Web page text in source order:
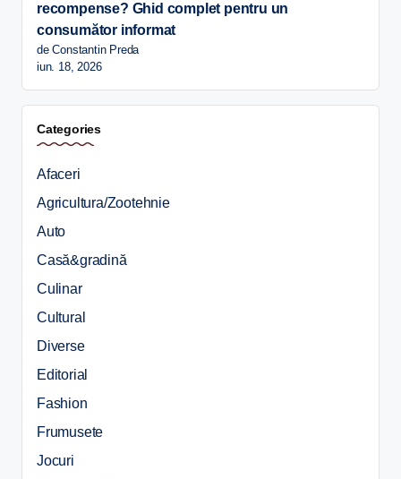
recompense? Ghid complet pentru un
consumător informat
de Constantin Preda
iun. 18, 2026
Categories
Afaceri
Agricultura/Zootehnie
Auto
Casă&gradină
Culinar
Cultural
Diverse
Editorial
Fashion
Frumusete
Jocuri